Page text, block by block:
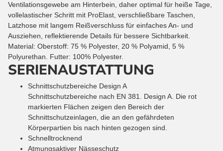
Ventilationsgewebe am Hinterbein, daher optimal für heiße Tage,
vollelastischer Schritt mit ProElast, verschließbare Taschen,
Latzhose mit langem Reißverschluss für einfaches An- und
Ausziehen, reflektierende Details für bessere Sichtbarkeit.
Material: Oberstoff: 75 % Polyester, 20 % Polyamid, 5 %
Polyurethan. Futter: 100% Polyester.
SERIENAUSTATTUNG
Schnittschutzbereiche Design A
Schnittschutzbereiche nach EN 381. Design A. Die rot
markierten Flächen zeigen den Bereich der
Schnittschutzeinlagen, die an den gefährdeten
Körperpartien bis nach hinten gezogen sind.
Schnelltrocknend
Atmungsaktiver Nässeschutz